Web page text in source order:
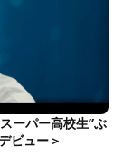
ーパー高校生”ぶ
ビュー＞